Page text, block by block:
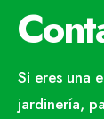
Si eres una
jardinería,